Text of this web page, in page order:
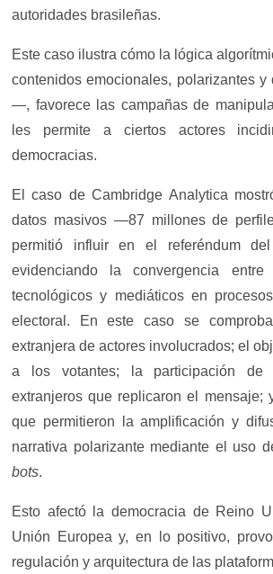
autoridades brasileñas.
Este caso ilustra cómo la lógica
contenidos emocionales, polarizantes y
—, favorece las campañas de
les permite a ciertos actores
democracias.
El caso de Cambridge Analytica
datos masivos —87 millones de
permitió influir en el referéndum
evidenciando la convergencia entre
tecnológicos y mediáticos en
electoral. En este caso se
extranjera de actores involucrados; el
a los votantes; la participación de
extranjeros que replicaron el mensaje;
que permitieron la amplificación y
narrativa polarizante mediante el uso
bots.
Esto afectó la democracia de Reino
Unión Europea y, en lo positivo,
regulación y arquitectura de las